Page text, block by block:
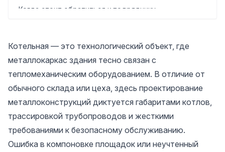
Когда стоит обратиться к подрядчику
Котельная — это технологический объект, где
металлокаркас здания тесно связан с
тепломеханическим оборудованием. В отличие от
обычного склада или цеха, здесь проектирование
металлоконструкций диктуется габаритами котлов,
трассировкой трубопроводов и жесткими
требованиями к безопасному обслуживанию.
Ошибка в компоновке площадок или неучтенный